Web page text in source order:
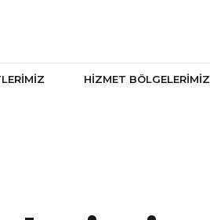
HİZMET BÖLGELERİMİZ